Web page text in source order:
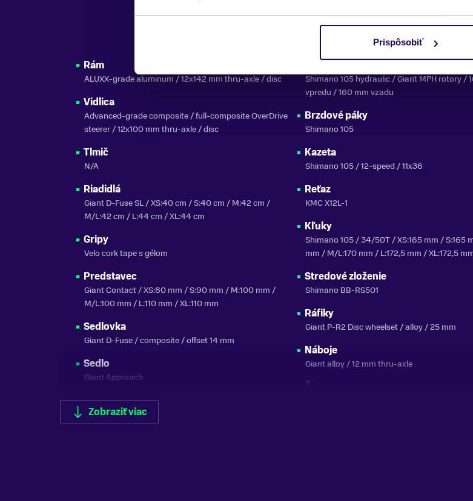
Prispôsobiť
DETAIL
Rám
ALUXX-grade aluminum / 12x142 mm thru-axle / disc
Vidlica
Advanced-grade composite / full-composite OverDrive
steerer / 12x100 mm thru-axle / disc
Tlmič
N/A
Riadidlá
Giant D-Fuse SL / XS:40 cm / S:40 cm / M:42 cm /
M/L:42 cm / L:44 cm / XL:44 cm
Gripy
Velo cork tape s gélom
Predstavec
Giant Contact / XS:80 mm / S:90 mm / M:100 mm /
M/L:100 mm / L:110 mm / XL:110 mm
Sedlovka
Giant D-Fuse / composite / offset 14 mm
Sedlo
Giant Approach
Radenie
Shimano 105
Shimano 105 hydraulic / Giant MPH rotory /
vpredu / 160 mm vzadu
Brzdové páky
Shimano 105
Kazeta
Shimano 105 / 12-speed / 11x36
Reťaz
KMC X12L-1
Kľuky
Shimano 105 / 34/50T / XS:165 mm / S:165
mm / M/L:170 mm / L:172,5 mm / XL:172,5
Stredové zloženie
Shimano BB-RS501
Ráfiky
Giant P-R2 Disc wheelset / alloy / 25 mm
Náboje
Giant alloy / 12 mm thru-axle
Zobraziť viac